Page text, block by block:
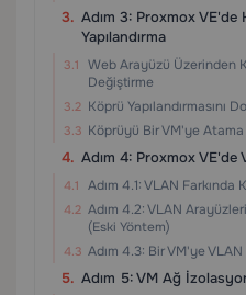
Adım 3: Proxmox
Yapılandırma
Web Arayüzü Üzerinden
Değiştirme
Köprü Yapılandırmasını
Köprüyü Bir VM'ye Atama
Adım 4: Proxmox VE'de
Adım 4.1: VLAN
Adım 4.2: VLAN
(Eski Yöntem)
Adım 4.3: Bir VM'ye
Adım 5: VM Ağ